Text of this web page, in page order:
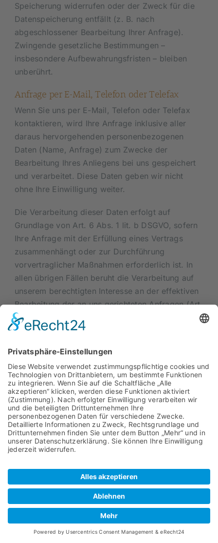
Speicherung widerrufen oder der Zweck für die
Datenspeicherung entfällt (z. B. nach
abgeschlossener Bearbeitung Ihrer Anfrage).
Zwingende gesetzliche Bestimmungen –
insbesondere Aufbewahrungsfristen – bleiben
unberührt.
Anfrage per E-Mail, Telefon oder Telefax
Wenn Sie uns per E-Mail, Telefon oder Telefax
kontaktieren, wird Ihre Anfrage inklusive aller
daraus hervorgehenden personenbezogenen
Daten (Name, Anfrage) zum Zwecke der
Bearbeitung Ihres Anliegens bei uns gespeichert
und verarbeitet. Diese Daten geben wir nicht
ohne Ihre Einwilligung weiter.
Die Verarbeitung dieser Daten erfolgt auf
Grundlage von Art. 6 Abs. 1 lit. b DSGVO, sofern
Ihre Anfrage mit der Erfüllung eines Vertrags
zusammenhängt oder zur Durchführung
vorvertraglicher Maßnahmen erforderlich ist. In
allen übrigen Fällen beruht die Verarbeitung auf
unserem berechtigten Interesse an der effektiven
Bearbeitung der an uns gerichteten Anfragen (Art.
6 Abs. 1 lit. f DSGVO) oder auf Ihrer Einwilligung
(Art. 6 Abs. 1 lit. a DSGVO) sofern diese
widerrufbar.
Die von Ihnen an uns per Kontaktanfragen
übersandten Daten verbleiben bei uns, bis Sie uns
zur Löschung auffordern, Ihre Einwilligung zur
Speicherung widerrufen oder der Zweck für die
Datenspeicherung entfällt (z. B. nach
abgeschlossener Bearbeitung Ihres Anliegens).
insbesondere gesetzliche Aufbewahrungsfristen –
bleiben unberührt.
4. Plugins und Tools
Google Fonts (lokales Hosting)